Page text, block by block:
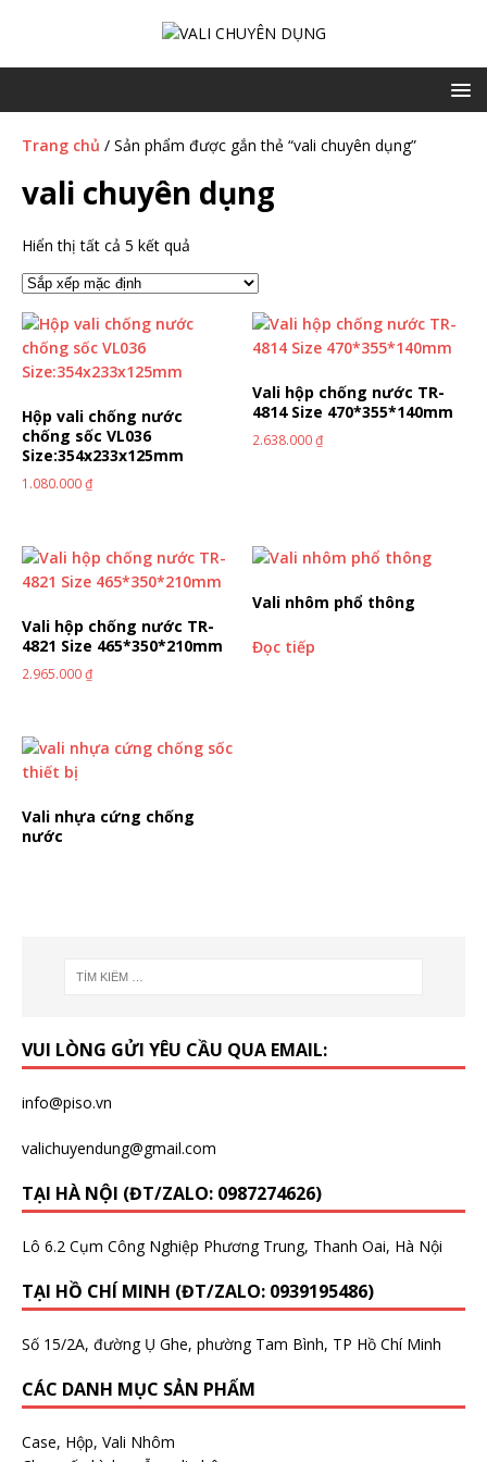
Trang chủ / Sản phẩm được gắn thẻ “vali chuyên dụng”
vali chuyên dụng
Hiển thị tất cả 5 kết quả
Hộp vali chống nước
chống sốc VL036
Size:354x233x125mm
1.080.000₫
Vali hộp chống nước TR-
4814 Size 470*355*140mm
2.638.000₫
Vali hộp chống nước TR-
4821 Size 465*350*210mm
2.965.000₫
Vali nhôm phổ thông
Đọc tiếp
Vali nhựa cứng chống
nước
VUI LÒNG GỬI YÊU CẦU QUA EMAIL:
info@piso.vn
valichuyendung@gmail.com
TẠI HÀ NỘI (ĐT/ZALO: 0987274626)
Lô 6.2 Cụm Công Nghiệp Phương Trung, Thanh Oai, Hà Nội
TẠI HỒ CHÍ MINH (ĐT/ZALO: 0939195486)
Số 15/2A, đường Ụ Ghe, phường Tam Bình, TP Hồ Chí Minh
CÁC DANH MỤC SẢN PHẨM
Case, Hộp, Vali Nhôm